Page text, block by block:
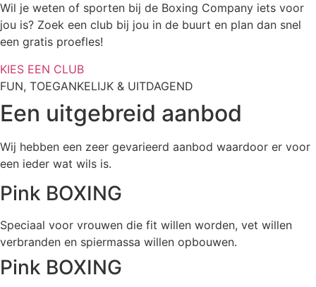
Wil je weten of sporten bij de Boxing Company iets voor
jou is? Zoek een club bij jou in de buurt en plan dan snel
een gratis proefles!
KIES EEN CLUB
FUN, TOEGANKELIJK & UITDAGEND
Een uitgebreid aanbod
Wij hebben een zeer gevarieerd aanbod waardoor er voor
een ieder wat wils is.
Pink BOXING
Speciaal voor vrouwen die fit willen worden, vet willen
verbranden en spiermassa willen opbouwen.
Pink BOXING